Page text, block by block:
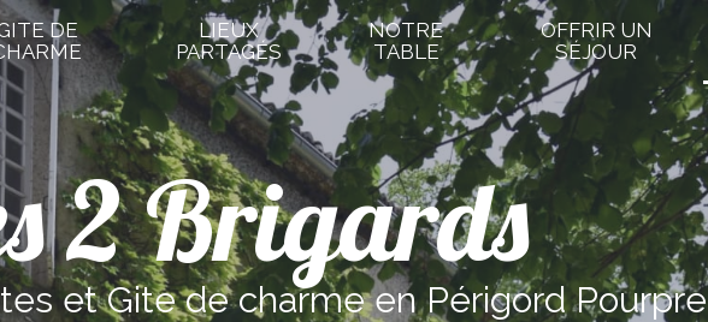
DE
LIEUX
PARTAGÉS
NOTRE
TABLE
OFFRIR UN
SÉJOUR
2 Brigards
et Gite de charme en Périgord Pourpre